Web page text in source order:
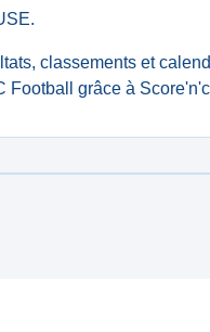
classements et
Football grâce à